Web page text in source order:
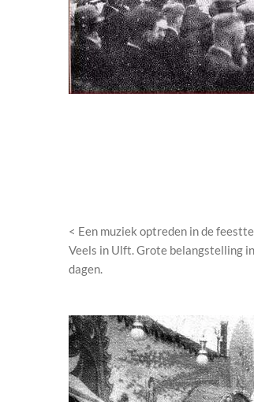
< Een muziek optreden in de
Veels in Ulft. Grote belangstelling
dagen.